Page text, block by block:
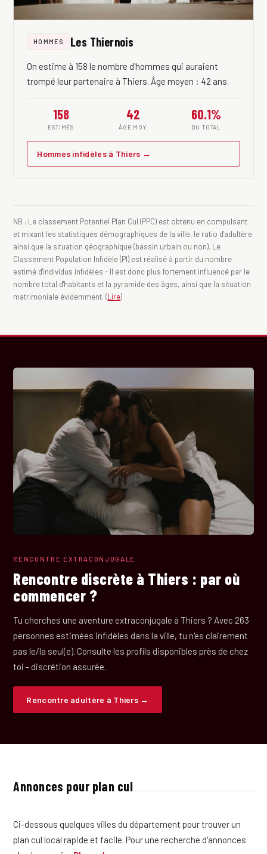
HOMMES Les Thiernois
On estime à 158 le nombre d'hommes qui auraient
trompé leur partenaire à Thiers. Âge moyen : 42 ans.
158
ESTIMÉS
42
ÂGE MOY.
60.1%
DU TOTAL
Hommes infidèles à Thiers →
NB : Le classement Potentiel Plan Cul (PPC) est obtenu en compulsant
et mixant les statistiques démographiques de la ville, le ratio d'adultère
ainsi que la situation géographique (bassin urbain ou non). Le
Classement Population Infidèle (PI) est réalisé à partir du nombre
estimé d'individus infidèles - Il est donc plus fortement influencé par le
nombre total d'habitants et la pyramide des âges, ainsi que la situation
matrimoniale évidemment. (Lire)
RENCONTRE EXTRACONJUGALE
Rencontre discrète à Thiers : par où
commencer ?
Tu cherches une aventure extraconjugale à Thiers ? Avec 263
personnes estimées infidèles dans la ville, tu n'es clairement
pas le/la seul(e). Consulte les profils disponibles près de chez
toi - discrétion assurée.
Rencontre adultère à Thiers →
Annonces pour plan cul
Ci-dessous quelques villes du département pour trouver un
plan cul local rapide et facile. Pour une recherche d'annonces